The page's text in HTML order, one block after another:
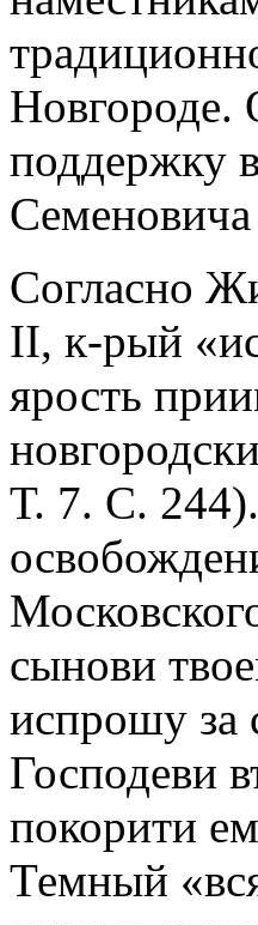
Новгороде.
поддержку
Согласно
II, к-рый
ярость
Т. 7. С.
сынови
испрошу за
Господеви
покорити
Темный